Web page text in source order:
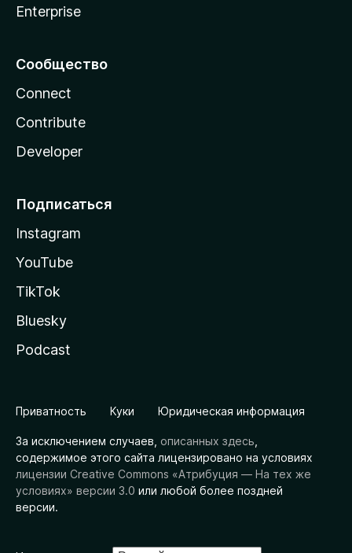
Enterprise
Сообщество
Connect
Contribute
Developer
Подписаться
Instagram
YouTube
TikTok
Bluesky
Podcast
Приватность Куки Юридическая информация
За исключением случаев, описанных здесь
содержимое этого сайта лицензировано на условиях
лицензии Creative Commons «Атрибуция — На тех же
условиях» версии 3.0 или любой более поздней
версии.